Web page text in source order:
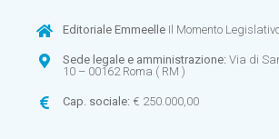
Editoriale EmmeelleIl Momento Legislativo
Sede legale e amministrazione: Via di
10 – 00162 Roma ( RM )
Cap. sociale: € 250.000,00